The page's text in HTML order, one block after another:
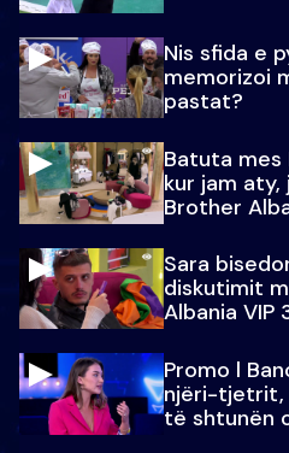
Nis sfida e
memorizoi
pastat?
Batuta mes
kur jam aty,
Brother
Sara
diskutimit
Albania VIP
Promo l
njëri-tjetrit,
të shtunën